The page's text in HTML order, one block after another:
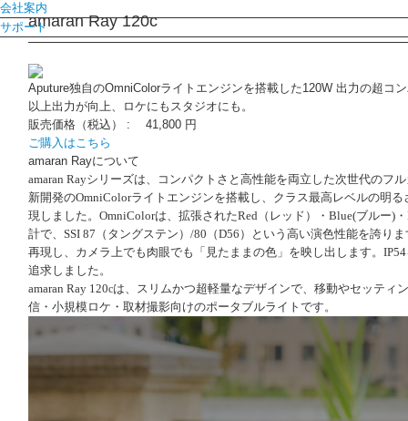
amaran Ray 120c
Aputure独自のOmniColorライトエンジンを搭載した120W 出力の超コ
以上出力が向上、ロケにもスタジオにも。
販売価格（税込） :
41,800 円
ご購入はこちら
amaran Rayについて
amaran Rayシリーズは、コンパクトさと高性能を両立した次世代のフ
新開発のOmniColorライト エンジンを搭載し、クラス最高レベルの明
現しました。OmniColorは、拡張されたRed（レッド）・Blue(ブルー)
計で、SSI 87（タングステン）/80（D56）という高い演色性能を誇り
再現し、カメラ上でも肉眼でも「見たままの色」を映し出します。
追求しました。
amaran Ray 120cは、スリムかつ超軽量なデザインで、移動やセッティ
信・小規模ロケ・取材撮影向けのポータブルライトです。
2022
2021
#openstudio
#展示会
#勉強会
#ワークショップ
#Aputure(アプチャー)
#Fotodiox(フォトディオックス)
#KUPO(クーポ)
#hähnel(ヘーネル)
#MIRION(ミリオン)
#カメラ
#スイスワイン
#レンタル
#その他
スコロ
ムーブ
センソ / リトス
ベルソA
ステロス
シロスとは
シロス400S/800S
シロス400L/800L
シロスキット
ランプヘッド
HMI
HMI 200W
HMI 400W
HMI 575W.800W
HMI 1600W
リフレクター
ソフトボックス
アンブレラ
大型リフレクター
エフェクトランプ
エリアライト
リモコン
スタンド
表面可視化システム
天井レールシステム
出版物
ソフトウェア
※※※製造中止品※※※
グラフィットA
トパスA
ミニパルス
STORM
Electro Stormシリーズ
Light Storm シリーズ
INFINIMAT
大型パネルライト
ストリップライト
小型ライト
amaran製品
高性能エントリーモデル
フレキシブルLED
小型パネルライト
ストリップライト
小型ビデオライト
ワイヤレスマイク
アクセサリー
ライトドーム/ボックス
フレネル/スポット
バーンドア
その他 ケーブル/バッグ
Sidus Linkアプリ
Capture One
E-IMAGE
◆製品一覧
動画三脚キット
カメラドリーキット
カーボンスタビライザー
バッグ
ハイハット
アクセサリー
背景・グリーンバック
【 CGシリーズ 】
カラーエッジ CG319X
カラーエッジ CG2700X
カラーエッジ CG2420-Z
FlexShooter
自由雲台
カーボン三脚
FOTODIOX
ZERO シリーズ
スポットライト
EDGE ライトシリーズ
VictorSoft シリーズ
FACTOR Radius Lights シリーズ
FOTODIOX Pro
ソニーEマウント
キヤノンEFマウント
マイクロフォーサーズ
ハッセルX1Dマウント
FRUBO
PQ写真用紙
ファインアートペーパー
インクジェットプルーフ用紙
用紙設定
GENTREE
Hähnel
バッテリー
プロキューブ
ユニパル
トリオチャージャー
HASSELBLAD
Vマウントタイプバッテリー
充電器
KUPO
注文方法・送料
MIRION
◆製品一覧
アンブレラ
スタンド
クランプ
Nitecore
Phase One
風景・建築向けカメラ
PMI Smoke
SmokeNINJA
RESCUE TAPE
LED
スキャナ
スタンド
スタジオ備品
マウントアダプター
カメラ三脚
ビデオ三脚
ロボットアーム
バッグ
レフ板
カメラストラップ
バッテリー
写真用紙
シリコンテープ
モニター
露出計
カラーチェッカー
ケース
スモーク発煙筒
屋上テラススタジオ
レンタル取扱店
レンタルショップ
レンタルスタジオ
海外でのレンタル
過去開催レポート
水着モデル撮影講習会レポート
講師紹介
海外ツアー
過去開催レポート
展示会
過去の展示会
メンテナンス・修理
kobold（コボルト）メンテナンス修理
オーバーホール
よくあるご質問
修理に関するお問合せ
料金について
Aputure/amaranについて
アガイ商事について
broncolorについて
koboldについて
修理について
会社案内
会社概要
主要顧客
求人情報
アクセス
掲載雑誌一覧
お問い合わせ
サポート
カタログ
カタログ請求
価格表
ユーザーID・パスワード請求
取扱説明書
ユーザーID・パスワード請求
メールマガジン
バックナンバー
製品レビュー送信フォーム
お問い合わせ
オンライン商談